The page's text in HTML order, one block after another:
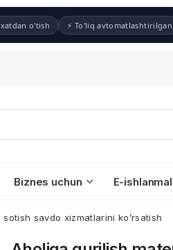
o'tish ⚡ To'liq avtomatlashtirilgan
Biznes uchun E-
savdo xizmatlarini ko’rsatish